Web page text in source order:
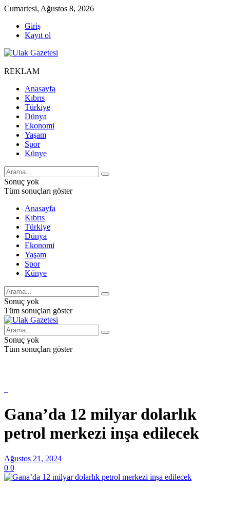
Cumartesi, Ağustos 8, 2026
Giriş
Kayıt ol
REKLAM
Anasayfa
Kıbrıs
Türkiye
Dünya
Ekonomi
Yaşam
Spor
Künye
Sonuç yok
Tüm sonuçları göster
Anasayfa
Kıbrıs
Türkiye
Dünya
Ekonomi
Yaşam
Spor
Künye
Sonuç yok
Tüm sonuçları göster
Sonuç yok
Tüm sonuçları göster
Gana’da 12 milyar dolarlık
petrol merkezi inşa edilecek
Ağustos 21, 2024
0 0